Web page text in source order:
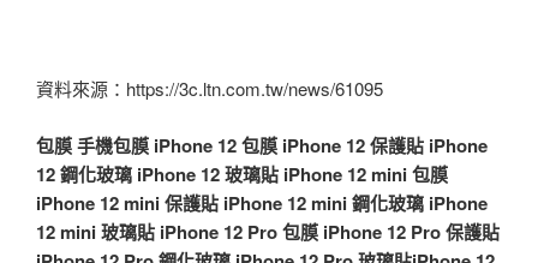
資料來源：https://3c.ltn.com.tw/news/61095
包膜手機包膜 iPhone 12 包膜 iPhone 12 保護貼 iPhone
12 鋼化玻璃 iPhone 12 玻璃貼 iPhone 12 mini 包膜
iPhone 12 mini 保護貼 iPhone 12 mini 鋼化玻璃 iPhone
12 mini 玻璃貼 iPhone 12 Pro 包膜 iPhone 12 Pro 保護貼